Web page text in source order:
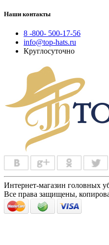
Наши контакты
8 -800- 500-17-56
info@top-hats.ru
Круглосуточно
Интернет-магазин головных
Все права защищены,